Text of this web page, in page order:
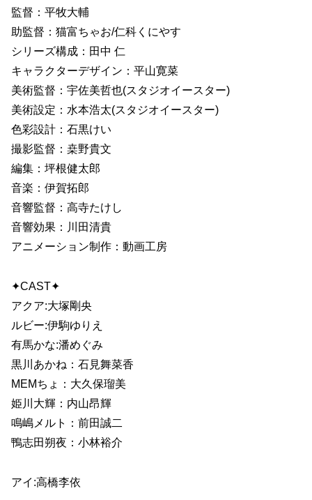
監督：平牧大輔
助監督：猫富ちゃお/仁科くにやす
シリーズ構成：田中 仁
キャラクターデザイン：平山寛菜
美術監督：宇佐美哲也(スタジオイースター)
美術設定：水本浩太(スタジオイースター)
色彩設計：石黒けい
撮影監督：桒野貴文
編集：坪根健太郎
音楽：伊賀拓郎
音響監督：高寺たけし
音響効果：川田清貴
アニメーション制作：動画工房
✦CAST✦
アクア:大塚剛央
ルビー:伊駒ゆりえ
有馬かな:潘めぐみ
黒川あかね：石見舞菜香
MEMちょ：大久保瑠美
姫川大輝：内山昂輝
鳴嶋メルト：前田誠二
鴨志田朔夜：小林裕介
アイ:高橋李依